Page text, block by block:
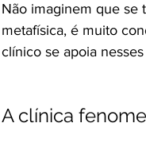
Não imaginem que se
metafísica, é muito
clínico se apoia
A clínica